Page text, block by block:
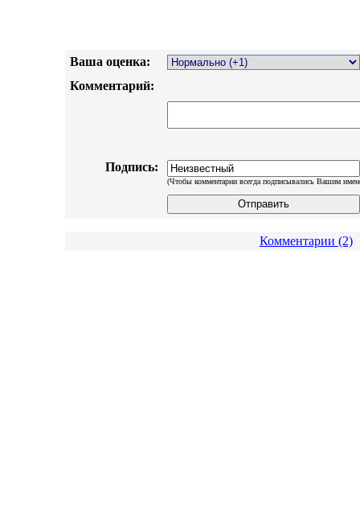
Ваша оценка:
Комментарий:
Подпись:
(Чтобы комментарии всегда подписывались Вашим
Комментарии (2)